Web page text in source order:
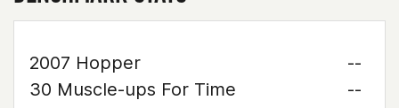
2007 Hopper
--
30 Muscle-ups For Time
--